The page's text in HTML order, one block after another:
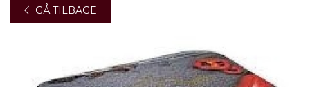
GÅ TILBAGE